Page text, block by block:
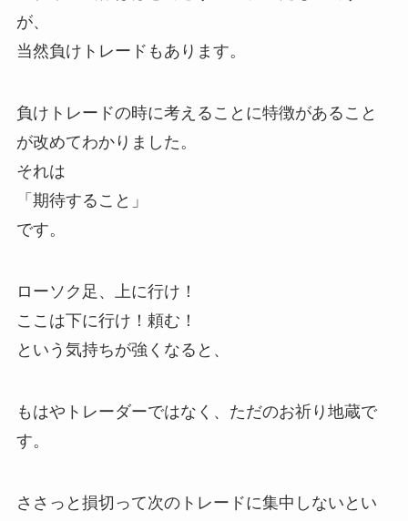
が、
当然負けトレードもあります。
負けトレードの時に考えることに特徴があること
が改めてわかりました。
それは
「期待すること」
です。
ローソク足、上に行け！
ここは下に行け！頼む！
という気持ちが強くなると、
もはやトレーダーではなく、ただのお祈り地蔵で
す。
ささっと損切って次のトレードに集中しないとい